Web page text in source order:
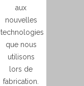
aux
nouvelles
technologies
que nous
utilisons
lors de
fabrication.